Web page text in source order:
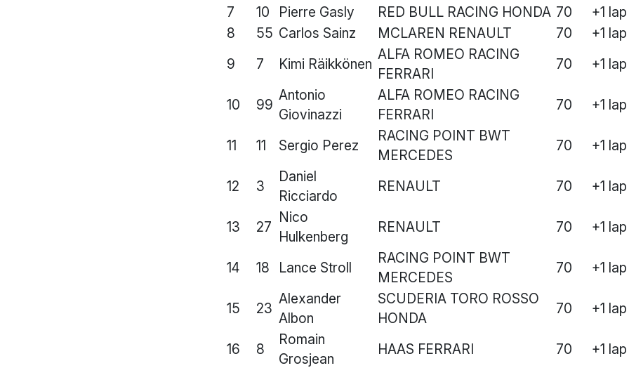
7
10 Pierre Gasly RED BULL RACING HONDA 70 +1 lap
8
55 Carlos Sainz MCLAREN RENAULT 70 +1 lap
9
7 Kimi Räikkönen
ALFA ROMEO RACING
FERRARI
70 +1 lap
10 99
Antonio
Giovinazzi
ALFA ROMEO RACING
FERRARI
70 +1 lap
11 11 Sergio Perez
RACING POINT BWT
MERCEDES
70 +1 lap
12 3
Daniel
Ricciardo
RENAULT 70 +1 lap
13 27
Nico
Hulkenberg
RENAULT 70 +1 lap
14 18 Lance Stroll
RACING POINT BWT
MERCEDES
70 +1 lap
15 23
Alexander
Albon
SCUDERIA TORO ROSSO
HONDA
70 +1 lap
16 8
Romain
Grosjean
HAAS FERRARI 70 +1 lap